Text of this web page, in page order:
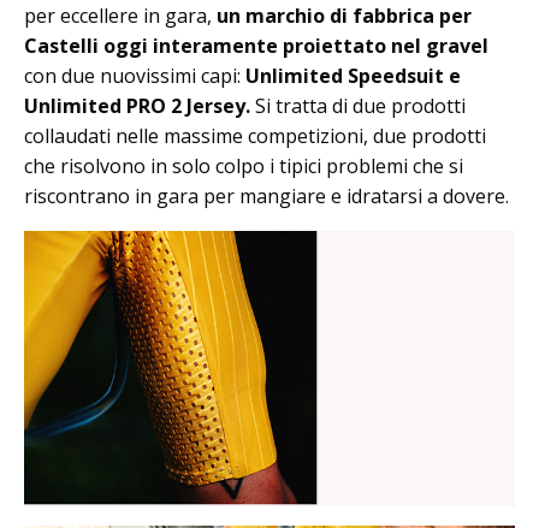
per eccellere in gara, un marchio di fabbrica per
Castelli oggi interamente proiettato nel gravel
con due nuovissimi capi: Unlimited Speedsuit e
Unlimited PRO 2 Jersey.Si tratta di due prodotti
collaudati nelle massime competizioni, due prodotti
che risolvono in solo colpo i tipici problemi che si
riscontrano in gara per mangiare e idratarsi a dovere.